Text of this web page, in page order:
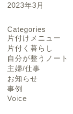
2023年3月
Categories
片付けメニュー
片付く暮らし
自分が整うノート
主婦/仕事
お知らせ
事例
Voice